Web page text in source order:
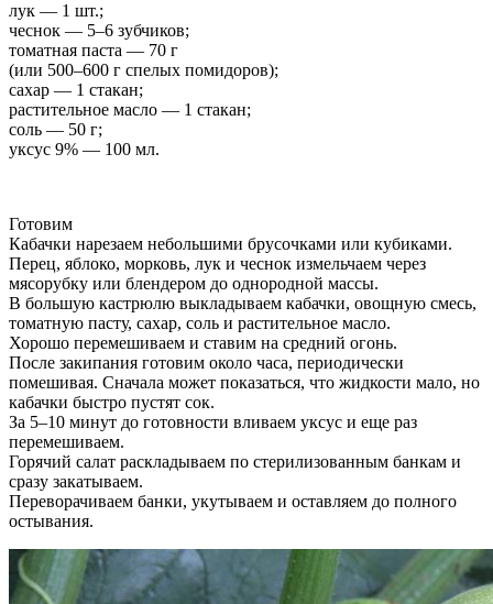
лук — 1 шт.;
чеснок — 5–6 зубчиков;
томатная паста — 70 г
(или 500–600 г спелых помидоров);
сахар — 1 стакан;
растительное масло — 1 стакан;
соль — 50 г;
уксус 9% — 100 мл.
Готовим
Кабачки нарезаем небольшими брусочками или кубиками.
Перец, яблоко, морковь, лук и чеснок измельчаем через
мясорубку или блендером до однородной массы.
В большую кастрюлю выкладываем кабачки, овощную смесь,
томатную пасту, сахар, соль и растительное масло.
Хорошо перемешиваем и ставим на средний огонь.
После закипания готовим около часа, периодически
помешивая. Сначала может показаться, что жидкости мало, но
кабачки быстро пустят сок.
За 5–10 минут до готовности вливаем уксус и еще раз
перемешиваем.
Горячий салат раскладываем по стерилизованным банкам и
сразу закатываем.
Переворачиваем банки, укутываем и оставляем до полного
остывания.